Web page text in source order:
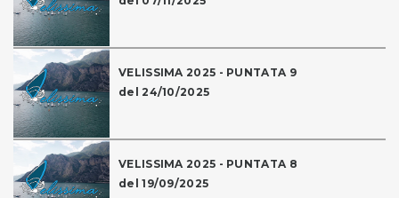
VELISSIMA 2025 - PUNTATA 9
del 24/10/2025
VELISSIMA 2025 - PUNTATA 8
del 19/09/2025